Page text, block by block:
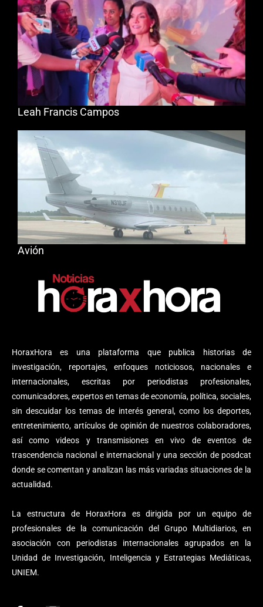
HoraxHora es una plataforma que publica historias de
investigación, reportajes, enfoques noticiosos, nacionales e
internacionales, escritas por periodistas profesionales,
comunicadores, expertos en temas de economía, política, sociales,
sin descuidar los temas de interés general, como los deportes,
entretenimiento, artículos de opinión de nuestros colaboradores,
así como videos y transmisiones en vivo de eventos de
trascendencia nacional e internacional y una sección de posdcat
donde se comentan y analizan las más variadas situaciones de la
actualidad.
La estructura de HoraxHora es dirigida por un equipo de
profesionales de la comunicación del Grupo Multidiarios, en
asociación con periodistas internacionales agrupados en la
Unidad de Investigación, Inteligencia y Estrategias Mediáticas,
UNIEM.
Leah Francis Campos
Avión